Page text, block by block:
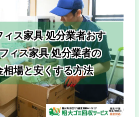
ィス家具 処分業者おす
ィス家具 処分業者の
相場と安くする方法